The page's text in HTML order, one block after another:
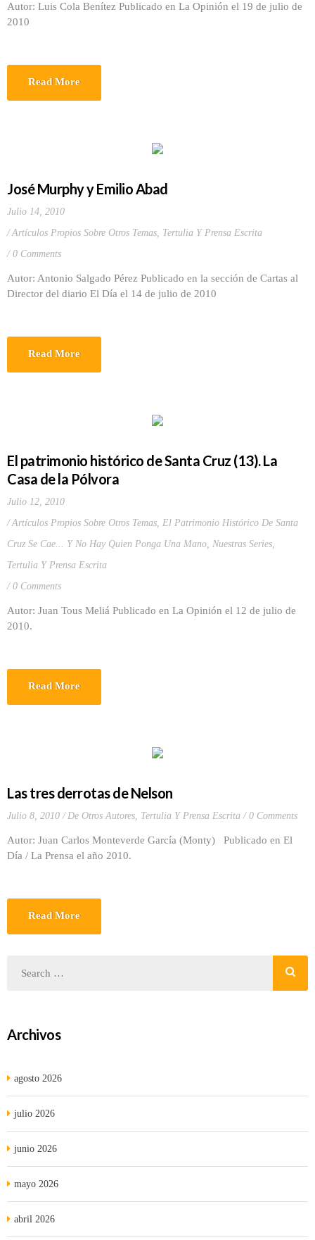
Autor: Luis Cola Benítez Publicado en La Opinión el 19 de julio de
2010
Read More
José Murphy y Emilio Abad
Julio 14, 2010
Artículos Propios Sobre Otros Temas, Tertulia Y Prensa Escrita
0 Comments
Autor: Antonio Salgado Pérez Publicado en la sección de Cartas al
Director del diario El Día el 14 de julio de 2010
Read More
El patrimonio histórico de Santa Cruz (13). La
Casa de la Pólvora
Julio 12, 2010
Artículos Propios Sobre Otros Temas, El Patrimonio Histórico De Santa
Cruz Se Cae... Y No Hay Quien Ponga Una Mano, Nuestras Series,
Tertulia Y Prensa Escrita
0 Comments
Autor: Juan Tous Meliá Publicado en La Opinión el 12 de julio de
2010.
Read More
Las tres derrotas de Nelson
Julio 8, 2010 De Otros Autores, Tertulia Y Prensa Escrita 0 Comments
Autor: Juan Carlos Monteverde García (Monty) Publicado en El
Día / La Prensa el año 2010.
Read More
Archivos
agosto 2026
julio 2026
junio 2026
mayo 2026
abril 2026